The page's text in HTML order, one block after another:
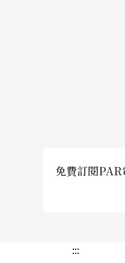
關照原住民音樂
這個觀點其實
點爲基礎來實
免費訂閱PAR
:::